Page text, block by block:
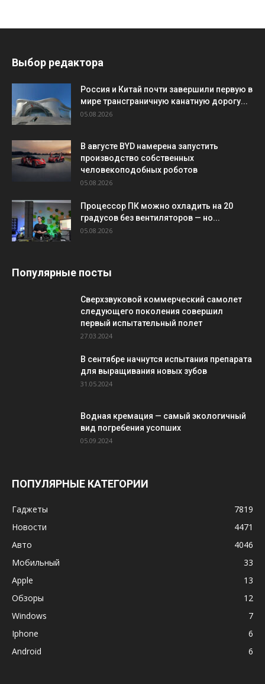
Выбор редактора
Россия и Китай почти завершили первую в
мире трансграничную канатную дорогу...
05.08.2026
В августе BYD намерена запустить
производство собственных
человекоподобных роботов
05.08.2026
Процессор ПК можно охладить на 20
градусов без вентиляторов — но...
05.08.2026
Популярные посты
Сверхзвуковой коммерческий самолет
следующего поколения совершил
первый испытательный полет
27.03.2024
В сентябре начнутся испытания препарата
для выращивания новых зубов
31.05.2024
Водная кремация — самый экологичный
вид погребения усопших
05.09.2024
ПОПУЛЯРНЫЕ КАТЕГОРИИ
Гаджеты
7819
Новости
4471
Авто
4046
Мобильный
33
Apple
13
Обзоры
12
Windows
7
Iphone
6
Android
6